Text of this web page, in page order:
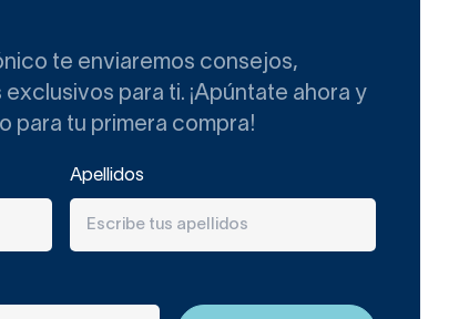
te enviaremos consejos,
para ti. ¡Apúntate ahora y
para tu primera compra!
Apellidos